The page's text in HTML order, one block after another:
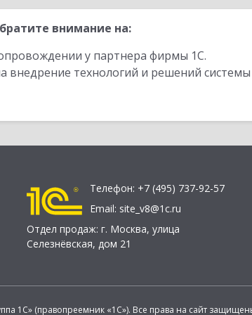
внимание на:
у партнера фирмы 1С.
внедрение технологий и решений
Телефон: +7 (495) 737-92-57
Email: site_v8@1c.ru
Отдел продаж: г. Москва, улица
Селезнёвская, дом 21
1С» (правопреемник «1С»). Все права на сайт